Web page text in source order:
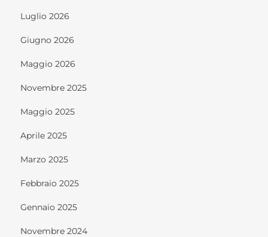
Luglio 2026
Giugno 2026
Maggio 2026
Novembre 2025
Maggio 2025
Aprile 2025
Marzo 2025
Febbraio 2025
Gennaio 2025
Novembre 2024